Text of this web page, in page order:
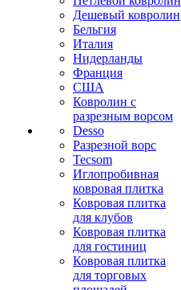
Дешевый ковролин
Бельгия
Италия
Нидерланды
Франция
США
Ковролин с
разрезным ворсом
Desso
Разрезной ворс
Tecsom
Иглопробивная
ковровая плитка
Ковровая плитка
для клубов
Ковровая плитка
для гостиниц
Ковровая плитка
для торговых